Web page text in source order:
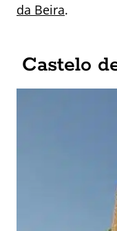
da Beira.
Castelo